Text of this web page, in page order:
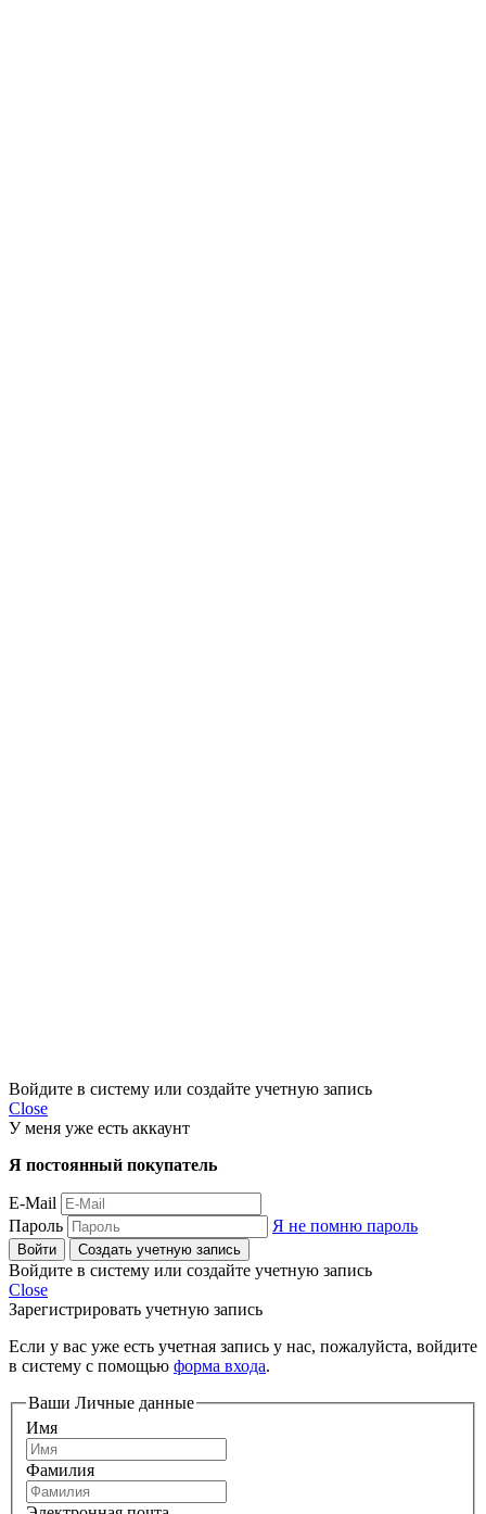
Войдите в систему или создайте учетную запись
Close
У меня уже есть аккаунт
Я постоянный покупатель
E-Mail
Пароль
Я не помню пароль
Войти Создать учетную запись
Войдите в систему или создайте учетную запись
Close
Зарегистрировать учетную запись
Если у вас уже есть учетная запись у нас, пожалуйста, войдите
в систему с помощью форма входа.
Ваши Личные данные
Имя
Фамилия